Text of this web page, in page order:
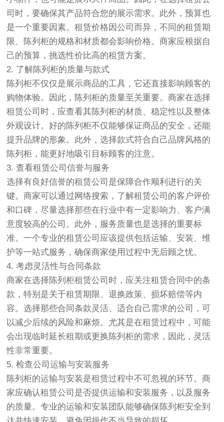
司时，要确保其产品符合您的展示需求。此外，预算也
是一个重要因素。租赁价格因公司而异，不同的租赁期
限、陈列柜的规格和材质都会影响价格。商家应根据自
己的预算，挑选性价比高的租赁方案。
2. 了解陈列柜的质量与款式
陈列柜不仅仅是展示商品的工具，它还直接影响顾客的
购物体验。因此，陈列柜的质量至关重要。商家在选择
租赁公司时，应查看其陈列柜的材质、稳定性以及整体
外观设计。好的陈列柜不仅能够保证商品的安全，还能
提升品牌的形象。此外，选择款式符合自己品牌风格的
陈列柜，能更好地吸引目标顾客的注意。
3. 查看租赁公司信誉与服务
选择有良好信誉的租赁公司是保障合作顺利进行的关
键。商家可以通过网络搜索，了解租赁公司的客户评价
和口碑，尽量选择那些在行业中有一定影响力、客户满
意度较高的公司。此外，服务质量也是选择的重要标
准。一个专业的租赁公司应该提供包括运输、安装、维
护等一站式服务，确保商家使用过程中无后顾之忧。
4. 考虑灵活性与合同条款
商家在选择陈列柜租赁公司时，应关注租赁合同中的条
款，特别是关于租赁期限、退换政策、损坏赔偿等内
容。选择那些合同条款灵活、适合自己需求的公司，可
以减少后续的风险和麻烦。尤其是在租赁过程中，可能
会出现临时延长租期或更换陈列柜的需求，因此，灵活
性非常重要。
5. 检查公司运输与安装服务
陈列柜的运输与安装是租赁过程中不可忽视的环节。商
家应确认租赁公司是否提供运输和安装服务，以及服务
的质量。专业的运输和安装团队能够确保陈列柜安全到